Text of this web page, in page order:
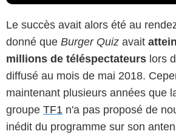
Le succès avait alors été au
donné que Burger Quiz avait
millions de téléspectateurs lors
diffusé au mois de mai 2018.
maintenant plusieurs années que
groupe TF1 n'a pas proposé de
inédit du programme sur son